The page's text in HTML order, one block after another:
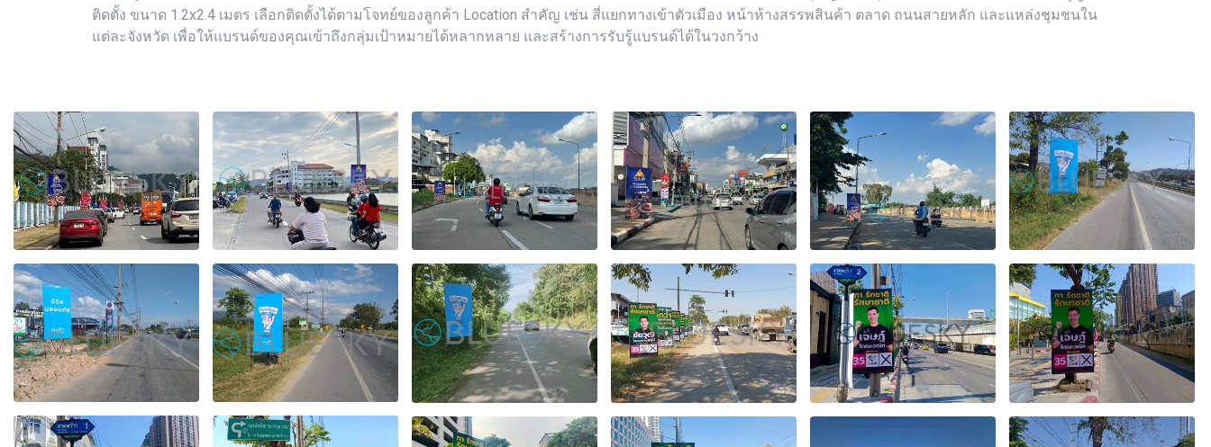
ติดตั้ง ขนาด 1.2x2.4 เมตร เลือกติดตั้งได้ตามโจทย์ของลูกค้า Location สำคัญ เช่น สี่แยกทางเข้าตัวเมือง หน้าห้างสรรพสินค้า ตลาด ถนนสายหลัก และแหล่งชุมชนใน
แต่ละจังหวัด เพื่อให้แบรนด์ของคุณเข้าถึงกลุ่มเป้าหมายได้หลากหลาย และสร้างการรับรู้แบรนด์ได้ในวงกว้าง